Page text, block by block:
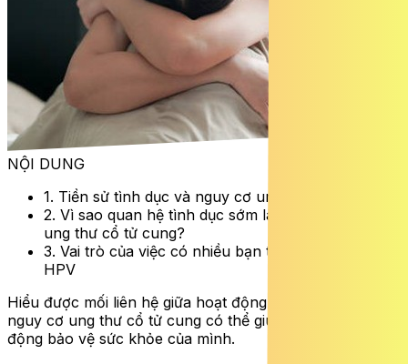
NỘI DUNG
1. Tiền sử tình dục và nguy cơ ung thư cổ tử cung
2. Vì sao quan hệ tình dục sớm làm tăng nguy cơ
ung thư cổ tử cung?
3. Vai trò của việc có nhiều bạn tình và phơi nhiễm
HPV
Hiểu được mối liên hệ giữa hoạt động tình dục sớm và
nguy cơ ung thư cổ tử cung có thể giúp phụ nữ chủ
động bảo vệ sức khỏe của mình.